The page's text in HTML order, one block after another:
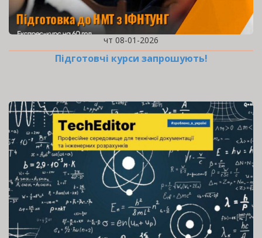
чт 08-01-2026
Підготовчі курси запрошують!